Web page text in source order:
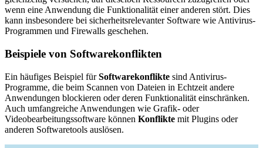
wenn eine Anwendung die Funktionalität einer anderen stört. Dies
kann insbesondere bei sicherheitsrelevanter Software wie Antivirus-
Programmen und Firewalls geschehen.
Beispiele von Softwarekonflikten
Ein häufiges Beispiel fürSoftwarekonflikte sind Antivirus-
Programme, die beim Scannen von Dateien in Echtzeit andere
Anwendungen blockieren oder deren Funktionalität einschränken.
Auch umfangreiche Anwendungen wie Grafik- oder
Videobearbeitungssoftware können Konflikte mit Plugins oder
anderen Softwaretools auslösen.